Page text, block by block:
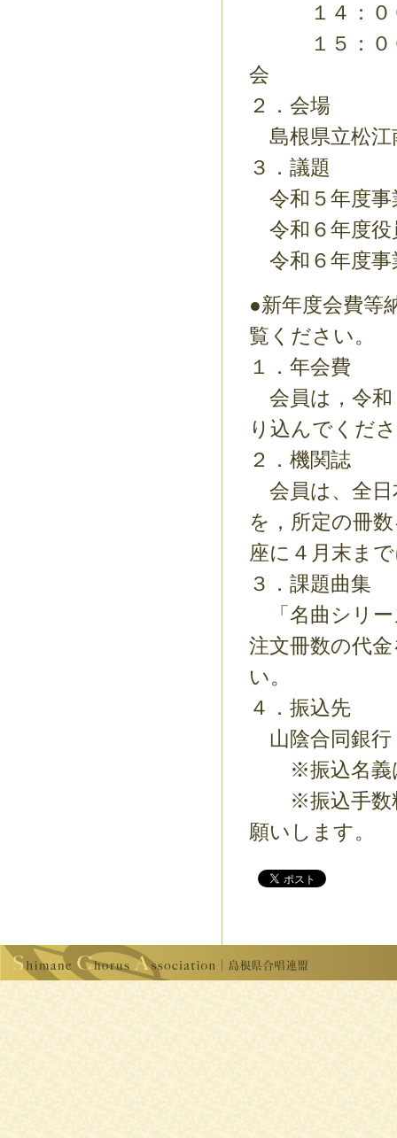
１４：０
１５：０
２．会場
島根県立松
３．議題
令和５年度事
令和６年度役
令和６年度
●新年度会費
覧ください。
１．年会費
会員は，令和
り込んでくだ
２．機関誌
会員は、全日
を，所定の冊
座に４月末ま
３．課題曲集
「名曲シリー
注文冊数の代
い。
４．振込先
山陰合同銀
※振込名義は
※振込手数料
願いします。